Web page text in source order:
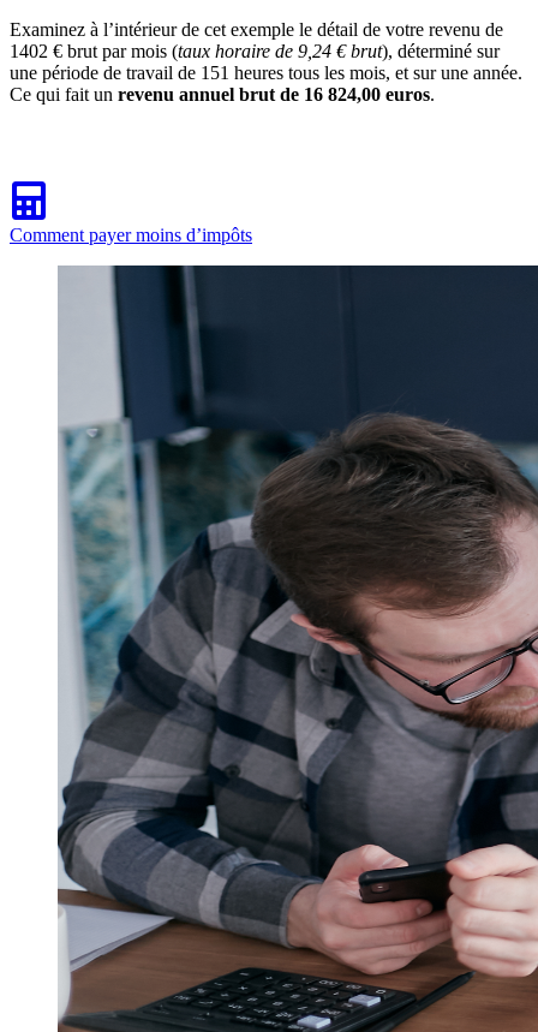
Examinez à l’intérieur de cet exemple le détail de votre revenu de
1402 € brut par mois (taux horaire de 9,24 € brut), déterminé sur
une période de travail de 151 heures tous les mois, et sur une année.
Ce qui fait un revenu annuel brut de 16 824,00 euros.
Comment payer moins d’impôts